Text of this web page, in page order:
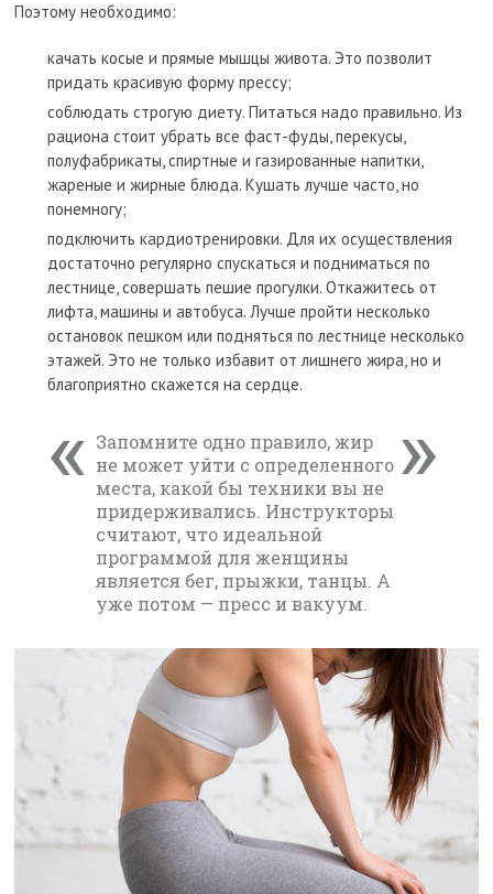
Поэтому необходимо:
качать косые и прямые мышцы живота. Это позволит
придать красивую форму прессу;
соблюдать строгую диету. Питаться надо правильно. Из
рациона стоит убрать все фаст-фуды, перекусы,
полуфабрикаты, спиртные и газированные напитки,
жареные и жирные блюда. Кушать лучше часто, но
понемногу;
подключить кардиотренировки. Для их осуществления
достаточно регулярно спускаться и подниматься по
лестнице, совершать пешие прогулки. Откажитесь от
лифта, машины и автобуса. Лучше пройти несколько
остановок пешком или подняться по лестнице несколько
этажей. Это не только избавит от лишнего жира, но и
благоприятно скажется на сердце.
Запомните одно правило, жир
не может уйти с определенного
места, какой бы техники вы не
придерживались. Инструкторы
считают, что идеальной
программой для женщины
является бег, прыжки, танцы. А
уже потом — пресс и вакуум.